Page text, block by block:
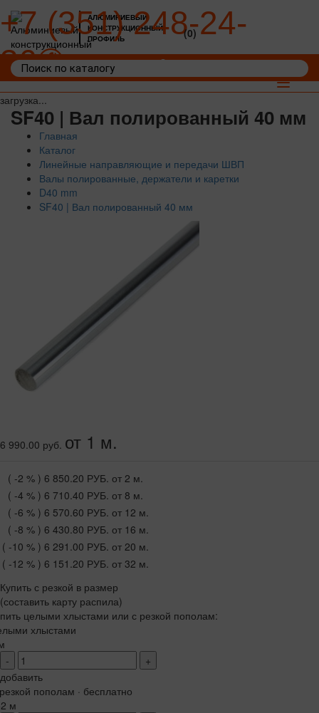
загрузка...
АЛЮМИНИЕВЫЙ
КОНСТРУКЦИОННЫЙ
ПРОФИЛЬ
+7 (351) 248-24-
36
(0)
Toggle
SF40 | Вал полированный 40 мм
Главная
Каталог
Линейные направляющие и передачи ШВП
Валы полированные, держатели и каретки
D40 mm
SF40 | Вал полированный 40 мм
6 990.00 руб. от 1 м.
( -2 % ) 6 850.20 РУБ. от 2 м.
( -4 % ) 6 710.40 РУБ. от 8 м.
( -6 % ) 6 570.60 РУБ. от 12 м.
( -8 % ) 6 430.80 РУБ. от 16 м.
( -10 % ) 6 291.00 РУБ. от 20 м.
( -12 % ) 6 151.20 РУБ. от 32 м.
Купить с резкой в размер
(составить карту распила)
целыми хлыстами или с резкой пополам:
хлыстами
-
+
добавить
пополам · бесплатно
м